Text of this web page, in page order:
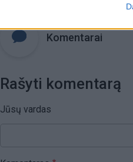
Komentarai
Rašyti komentarą
Jūsų vardas